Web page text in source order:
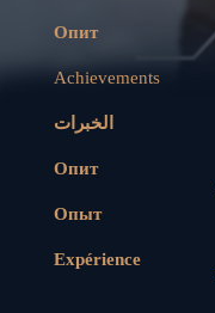
Опит
Achievements
الخبرات
Опит
Опыт
Expérience